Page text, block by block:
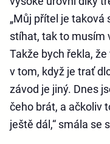
„Můj přítel je taková
stíhat, tak to musím
Takže bych řekla,
v tom, když je trať
závod je jiný. Dnes
čeho brát, a ačkoliv
ještě dál,“ smála se